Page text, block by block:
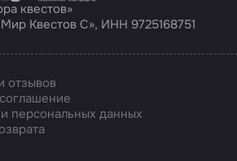
квестов»
Квестов С», ИНН 9725168751
отзывов
персональных данных